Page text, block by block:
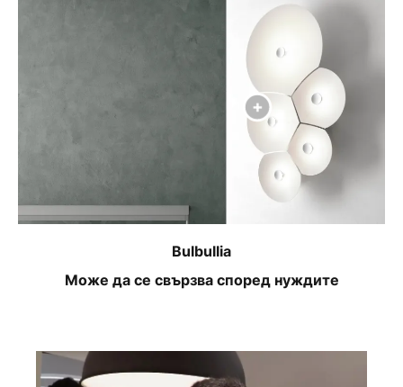
Bulbullia
Може да се свързва според нуждите